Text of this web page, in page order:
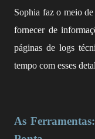
Sophia faz o meio
fornecer de
páginas de logs
tempo com esses
As